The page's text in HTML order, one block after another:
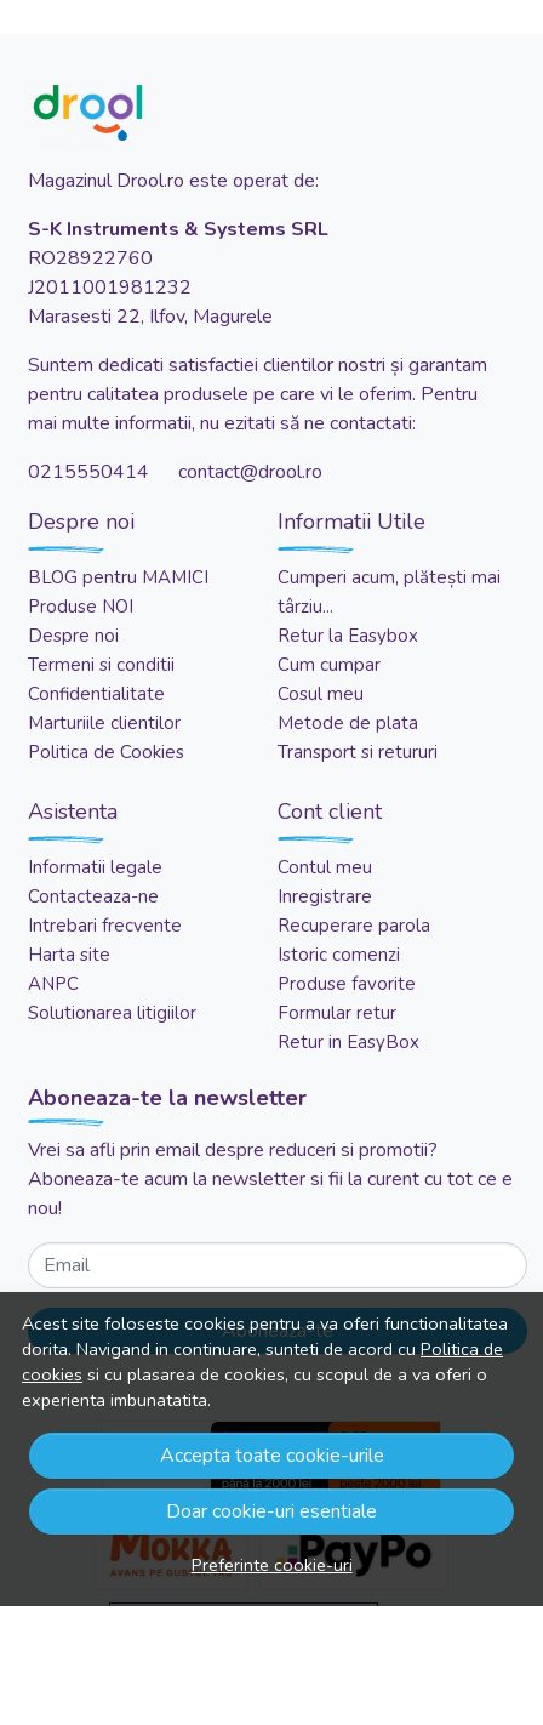
Acest site foloseste cookies pentru a va oferi functionalitatea
dorita. Navigand in continuare, sunteti de acord cuPolitica de
cookies si cu plasarea de cookies, cu scopul de a va oferi o
experienta imbunatatita.
Accepta toate cookie-urile
Doar cookie-uri esentiale
Preferinte cookie-uri
Magazinul Drool.ro este operat de:
S-K Instruments & Systems SRL
RO28922760
J2011001981232
Marasesti 22, Ilfov, Magurele
Suntem dedicati satisfactiei clientilor nostri și garantam
pentru calitatea produsele pe care vi le oferim. Pentru
mai multe informatii, nu ezitati să ne contactati:
0215550414 contact@drool.ro
Despre noi
BLOG pentru MAMICI
Produse NOI
Despre noi
Termeni si conditii
Confidentialitate
Marturiile clientilor
Politica de Cookies
Informatii Utile
Cumperi acum, plătești mai
târziu...
Retur la Easybox
Cum cumpar
Cosul meu
Metode de plata
Transport si retururi
Asistenta
Informatii legale
Contacteaza-ne
Intrebari frecvente
Harta site
ANPC
Solutionarea litigiilor
Cont client
Contul meu
Inregistrare
Recuperare parola
Istoric comenzi
Produse favorite
Formular retur
Retur in EasyBox
Aboneaza-te la newsletter
Vrei sa afli prin email despre reduceri si promotii?
Aboneaza-te acum la newsletter si fii la curent cu tot ce e
nou!
Email
Aboneaza-te